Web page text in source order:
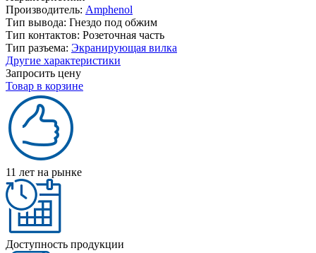
Производитель: Amphenol
Тип вывода: Гнездо под обжим
Тип контактов: Розеточная часть
Тип разъема: Экранирующая вилка
Другие характеристики
Запросить цену
Товар в корзине
11 лет на рынке
Доступность продукции